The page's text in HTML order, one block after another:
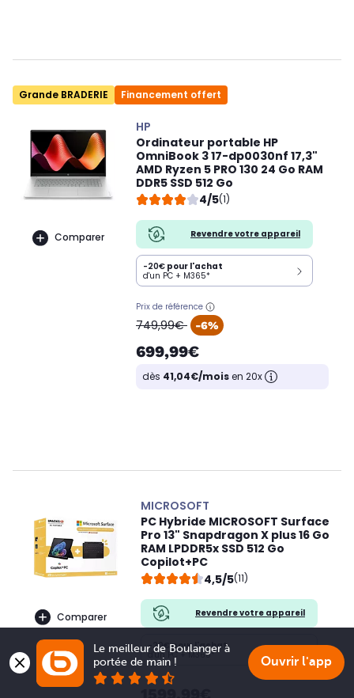
Grande BRADERIE Financement offert
Comparer
HP
Ordinateur portable HP
OmniBook 3 17-dp0030nf 17,3"
AMD Ryzen 5 PRO 130 24 Go RAM
DDR5 SSD 512 Go
4/5(1)
Revendre votre appareil
-20€ pour l'achat
d'un PC + M365*
Prix de référence
oldPrice
749,99€ -6%
699,99€
dès 41,04€/moisen 20x
Comparer
MICROSOFT
PC Hybride MICROSOFT Surface
Pro 13" Snapdragon X plus 16 Go
RAM LPDDR5x SSD 512 Go
Copilot+PC
4,5/5(11)
Revendre votre appareil
-20€ pour l'achat
d'un PC + M365*
Le meilleur de Boulanger à
portée de main !
Ouvrir l'app